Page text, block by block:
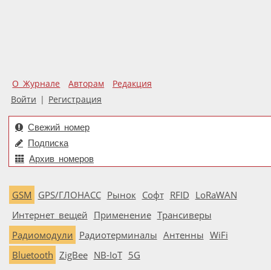
О Журнале Авторам
Редакция
Войти | Регистрация
Свежий номер
Подписка
Архив номеров
GSM GPS/ГЛОНАСС Рынок Софт RFID LoRaWAN
Интернет вещей Применение Трансиверы
Радиомодули Радиотерминалы Антенны WiFi
Bluetooth ZigBee NB-IoT 5G